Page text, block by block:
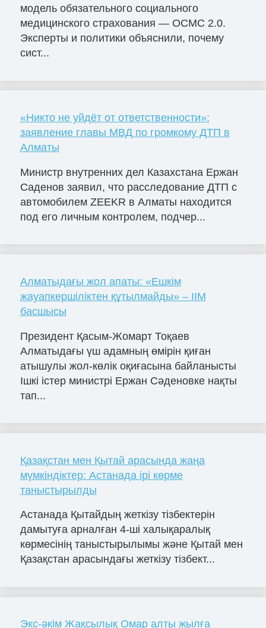
модель обязательного социального
медицинского страхования — ОСМС 2.0.
Эксперты и политики объяснили, почему
сист...
«Никто не уйдёт от ответственности»:
заявление главы МВД по громкому ДТП в
Алматы
Министр внутренних дел Казахстана Ержан
Саденов заявил, что расследование ДТП с
автомобилем ZEEKR в Алматы находится
под его личным контролем, подчер...
Алматыдағы жол апаты: «Ешкім
жауапкершіліктен құтылмайды» – ІІМ
басшысы
Президент Қасым-Жомарт Тоқаев
Алматыдағы үш адамның өмірін қиған
атышулы жол-көлік оқиғасына байланысты
Ішкі істер министрі Ержан Сәденовке нақты
тап...
Қазақстан мен Қытай арасында жаңа
мүмкіндіктер: Астанада ірі көрме
таныстырылды
Астанада Қытайдың жеткізу тізбектерін
дамытуға арналған 4-ші халықаралық
көрмесінің таныстырылымы және Қытай мен
Қазақстан арасындағы жеткізу тізбект...
Экс-әкім Жақсылық Омар алты жылға